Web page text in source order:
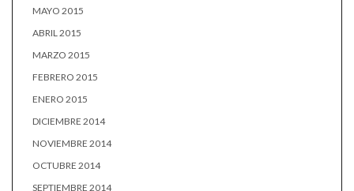
MAYO 2015
ABRIL 2015
MARZO 2015
FEBRERO 2015
ENERO 2015
DICIEMBRE 2014
NOVIEMBRE 2014
OCTUBRE 2014
SEPTIEMBRE 2014